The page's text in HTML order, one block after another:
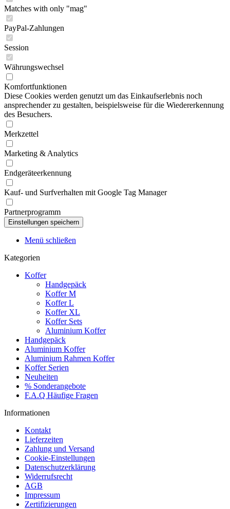
Matches with only "mag"
PayPal-Zahlungen
Session
Währungswechsel
Komfortfunktionen
Diese Cookies werden genutzt um das Einkaufserlebnis noch
ansprechender zu gestalten, beispielsweise für die Wiedererkennung
des Besuchers.
Merkzettel
Marketing & Analytics
Endgeräteerkennung
Kauf- und Surfverhalten mit Google Tag Manager
Partnerprogramm
Menü schließen
Kategorien
Koffer
Handgepäck
Koffer M
Koffer L
Koffer XL
Koffer Sets
Aluminium Koffer
Handgepäck
Aluminium Koffer
Aluminium Rahmen Koffer
Koffer Serien
Neuheiten
% Sonderangebote
F.A.Q Häufige Fragen
Informationen
Kontakt
Lieferzeiten
Zahlung und Versand
Cookie-Einstellungen
Datenschutzerklärung
Widerrufsrecht
AGB
Impressum
Zertifizierungen